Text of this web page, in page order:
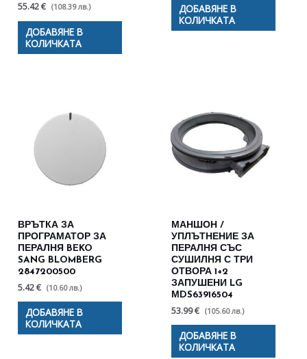
55.42 € (108.39 лв.)
ДОБАВЯНЕ В
КОЛИЧКАТА
ДОБАВЯНЕ В
КОЛИЧКАТА
ВРЪТКА ЗА
ПРОГРАМАТОР ЗА
ПЕРАЛНЯ BEKO
SANG BLOMBERG
2847200500
5.42 € (10.60 лв.)
ДОБАВЯНЕ В
КОЛИЧКАТА
МАНШОН /
УПЛЪТНЕНИЕ ЗА
ПЕРАЛНЯ СЪС
СУШИЛНЯ С ТРИ
ОТВОРА 1+2
ЗАПУШЕНИ LG
МDS63916504
53.99 € (105.60 лв.)
ДОБАВЯНЕ В
КОЛИЧКАТА